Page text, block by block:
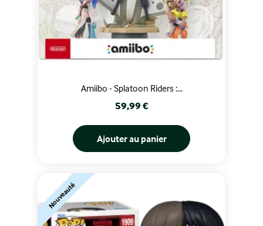
Amiibo - Splatoon Riders :...
Prix
59,99 €
Ajouter au panier
Nouveauté